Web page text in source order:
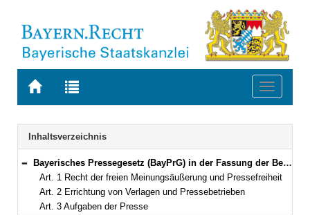
Zur
BAYERN.RECHT
Zur
letzten
Suche
Toggle
Navigation
Inhaltsverzeichnis
Bereich reduzieren
Bayerisches Pressegesetz (BayPrG) in der Fassung der Bekanntmachung vom 19. April 2000 (GVBl. S. 340) BayRS 2250-1-I (Art. 1–19)
Art. 1 Recht der freien Meinungsäußerung und Pressefreiheit
Art. 2 Errichtung von Verlagen und Pressebetrieben
Art. 3 Aufgaben der Presse